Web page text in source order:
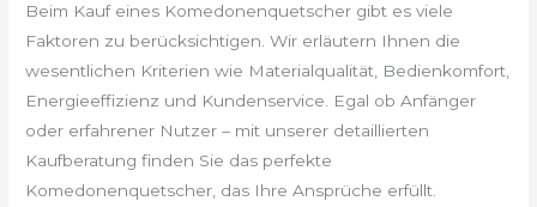
Beim Kauf eines Komedonenquetscher gibt es viele
Faktoren zu berücksichtigen. Wir erläutern Ihnen die
wesentlichen Kriterien wie Materialqualität, Bedienkomfort,
Energieeffizienz und Kundenservice. Egal ob Anfänger
oder erfahrener Nutzer – mit unserer detaillierten
Kaufberatung finden Sie das perfekte
Komedonenquetscher, das Ihre Ansprüche erfüllt.